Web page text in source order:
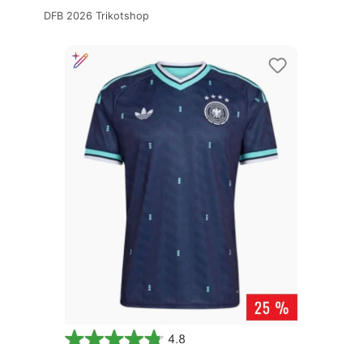
DFB 2026 Trikotshop